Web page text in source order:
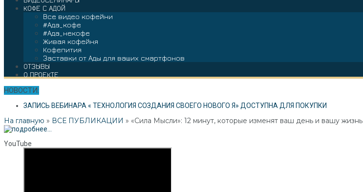
КОФЕ С АДОЙ
Все видео кофейни
#Ада_кофе
#Ада_некофе
Живая кофейня
Кофепития
Заставки от Ады для ваших смартфонов
ОТЗЫВЫ
О ПРОЕКТЕ
НОВОСТИ:
ЗАПИСЬ ВЕБИНАРА « ТЕХНОЛОГИЯ СОЗДАНИЯ СВОЕГО НОВОГО Я» ДОСТУПНА ДЛЯ ПОКУПКИ
На главную » ВСЕ ПУБЛИКАЦИИ » «Сила Мысли»: 12 минут, которые изменят ваш день и вашу жизнь
YouTube